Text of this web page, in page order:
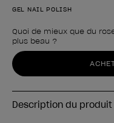
GEL NAIL POLISH
Quoi de mieux que du
plus beau ?
Forme du produit
Description du produit